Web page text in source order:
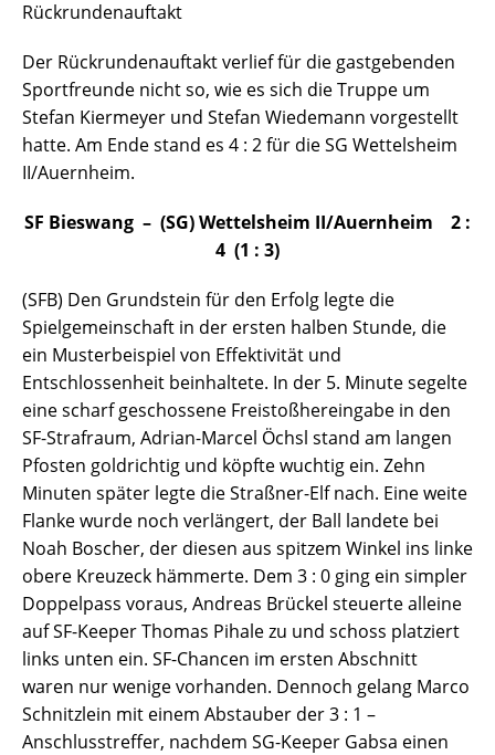
Rückrundenauftakt
Der Rückrundenauftakt verlief für die gastgebenden
Sportfreunde nicht so, wie es sich die Truppe um
Stefan Kiermeyer und Stefan Wiedemann vorgestellt
hatte. Am Ende stand es 4 : 2 für die SG Wettelsheim
II/Auernheim.
SF Bieswang – (SG) Wettelsheim II/Auernheim 2 :
4 (1 : 3)
(SFB) Den Grundstein für den Erfolg legte die
Spielgemeinschaft in der ersten halben Stunde, die
ein Musterbeispiel von Effektivität und
Entschlossenheit beinhaltete. In der 5. Minute segelte
eine scharf geschossene Freistoßhereingabe in den
SF-Strafraum, Adrian-Marcel Öchsl stand am langen
Pfosten goldrichtig und köpfte wuchtig ein. Zehn
Minuten später legte die Straßner-Elf nach. Eine weite
Flanke wurde noch verlängert, der Ball landete bei
Noah Boscher, der diesen aus spitzem Winkel ins linke
obere Kreuzeck hämmerte. Dem 3 : 0 ging ein simpler
Doppelpass voraus, Andreas Brückel steuerte alleine
auf SF-Keeper Thomas Pihale zu und schoss platziert
links unten ein. SF-Chancen im ersten Abschnitt
waren nur wenige vorhanden. Dennoch gelang Marco
Schnitzlein mit einem Abstauber der 3 : 1 –
Anschlusstreffer, nachdem SG-Keeper Gabsa einen